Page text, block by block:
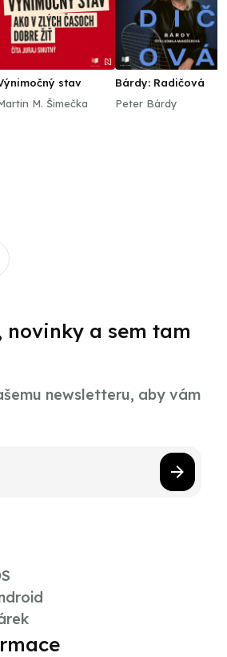
stav
M. Šimečka
Bárdy: Radičová
Peter Bárdy
novinky a sem tam
newsletteru, aby vám